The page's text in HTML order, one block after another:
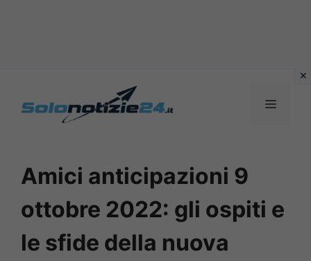
MENU
Amici anticipazioni 9
ottobre 2022: gli ospiti e
le sfide della nuova